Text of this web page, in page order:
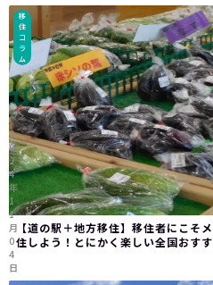
移
住
コ
ラ
ム
【道の駅＋地方移住】移住者にこそ
住しよう！とにかく楽しい全国おす
2
0
2
4
年
1
1
月
0
4
日